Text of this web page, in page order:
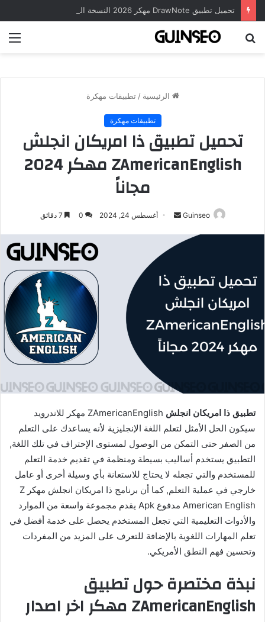
الرئيسية / تطبيقات مهكرة
تطبيقات مهكرة
تحميل تطبيق ذا امريكان انجلش
ZAmericanEnglish مهكر 2024
مجاناً
Guinseo
أرسلأغسطس 24, 2024 0
تطبيق ذا امريكان انجلش
ZAmericanEnglish مهكر للاندرويد
سيكون الحل الأمثل لتعلم اللغة الإنجليزية لأنه يساعدك على التعلم
من الصفر حتى التمكن من الوصول لمستوى الإحتراف في تلك اللغة,
التطبيق يستخدم أساليب بسيطة ومنظمة في تقديم خدمة التعلم
للمستخدم والتي تجعله لا يحتاج للاستعانة بأي وسيلة أخرى أو عامل
خارجي في عملية التعلم, كما أن برنامج ذا امريكان انجلش مهكر Z
American English مدفوع Apk يقدم مجموعة واسعة من الموارد
والأدوات التعليمية التي تجعل المستخدم يحصل على خدمة أفضل في
تعلم المهارات اللغوية بالإضافة للتعرف على المزيد من المفردات
وتحسين فهم النطق الأمريكي.
نبذة مختصرة حول تطبيق
ZAmericanEnglish مهكر اخر اصدار